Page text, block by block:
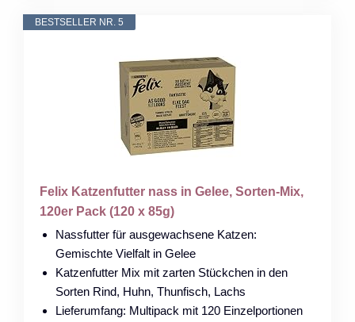
BESTSELLER NR. 5
Felix Katzenfutter nass in Gelee, Sorten-Mix,
120er Pack (120 x 85g)
Nassfutter für ausgewachsene Katzen:
Gemischte Vielfalt in Gelee
Katzenfutter Mix mit zarten Stückchen in den
Sorten Rind, Huhn, Thunfisch, Lachs
Lieferumfang: Multipack mit 120 Einzelportionen